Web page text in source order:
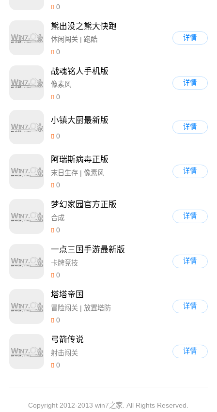
0
熊出没之熊大快跑
休闲闯关 | 跑酷
0
详情
战魂铭人手机版
像素风
0
详情
小镇大厨最新版
0
详情
阿瑞斯病毒正版
末日生存 | 像素风
0
详情
梦幻家园官方正版
合成
0
详情
一点三国手游最新版
卡牌竞技
0
详情
塔塔帝国
冒险闯关 | 放置塔防
0
详情
弓箭传说
射击闯关
0
详情
Copyright 2012-2013 win7之家. All Rights Reserved.